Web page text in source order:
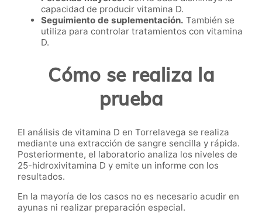
capacidad de producir vitamina D.
Seguimiento de suplementación. También se
utiliza para controlar tratamientos con vitamina
D.
Cómo se realiza la
prueba
El análisis de vitamina D en Torrelavega se realiza
mediante una extracción de sangre sencilla y rápida.
Posteriormente, el laboratorio analiza los niveles de
25-hidroxivitamina D y emite un informe con los
resultados.
En la mayoría de los casos no es necesario acudir en
ayunas ni realizar preparación especial.